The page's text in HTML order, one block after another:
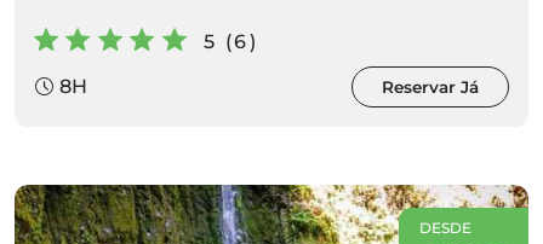
5 (6)
8H
Reservar Já
DESDE